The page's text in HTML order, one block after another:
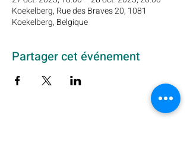
Koekelberg, Rue des Braves 20, 1081
Koekelberg, Belgique
Partager cet événement